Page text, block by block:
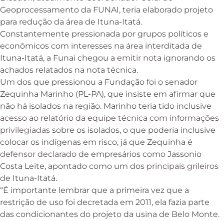
Geoprocessamento da FUNAI​​, teria elaborado projeto
para redução da área de Ituna-Itatá.
Constantemente pressionada por grupos políticos e
econômicos com interesses na área interditada de
Ituna-Itatá, a Funai chegou a emitir nota ignorando os
achados relatados na nota técnica.
Um dos que pressionou a Fundação foi o senador
Zequinha Marinho (PL-PA), que insiste em afirmar que
não há isolados na região. Marinho teria tido inclusive
acesso ao relatório da equipe técnica com informações
privilegiadas sobre os isolados, o que poderia inclusive
colocar os indígenas em risco, já que Zequinha é
defensor declarado de empresários como Jassonio
Costa Leite, apontado como um dos principais grileiros
de Ituna-Itatá.
“É importante lembrar que a primeira vez que a
restrição de uso foi decretada em 2011, ela fazia parte
das condicionantes do projeto da usina de Belo Monte.